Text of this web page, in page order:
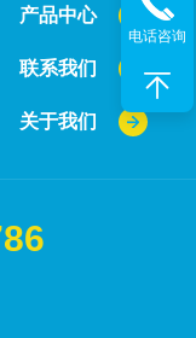
产品中心
联系我们
关于我们
电话咨询